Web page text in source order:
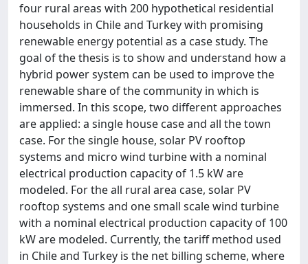
four rural areas with 200 hypothetical residential
households in Chile and Turkey with promising
renewable energy potential as a case study. The
goal of the thesis is to show and understand how a
hybrid power system can be used to improve the
renewable share of the community in which is
immersed. In this scope, two different approaches
are applied: a single house case and all the town
case. For the single house, solar PV rooftop
systems and micro wind turbine with a nominal
electrical production capacity of 1.5 kW are
modeled. For the all rural area case, solar PV
rooftop systems and one small scale wind turbine
with a nominal electrical production capacity of 100
kW are modeled. Currently, the tariff method used
in Chile and Turkey is the net billing scheme, where